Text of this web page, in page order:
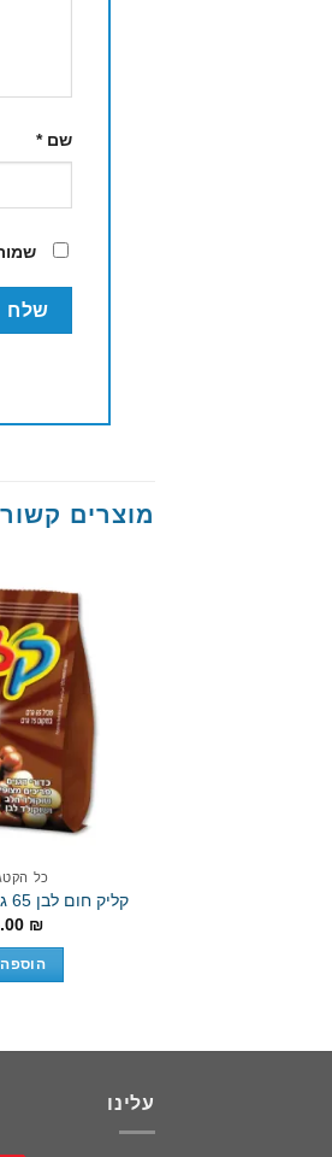
שם*
מוצרים
כל
קליק חום לבן 65 גרם, 1/16 יחידות
₪
עלינו